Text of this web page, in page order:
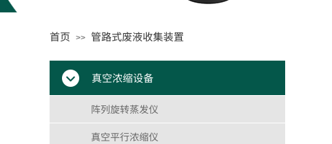
首页 >> 管路式废液收集装置
真空浓缩设备
阵列旋转蒸发仪
真空平行浓缩仪